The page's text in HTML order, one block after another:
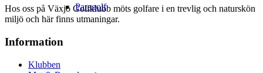
Paragolf
Hos oss på Växjö Golfklubb möts golfare i en trevlig och naturskön
miljö och här finns utmaningar.
Information
Klubben